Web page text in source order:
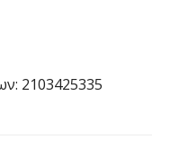
2103425335